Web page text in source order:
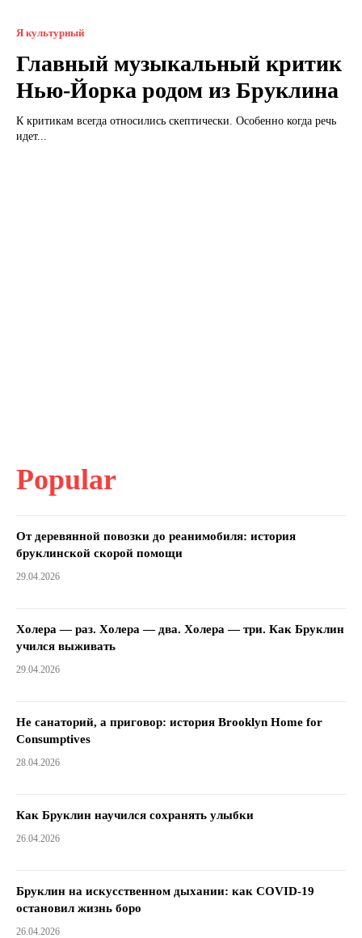
Я культурный
Главный музыкальный критик
Нью-Йорка родом из Бруклина
К критикам всегда относились скептически. Особенно когда речь
идет...
Popular
От деревянной повозки до реанимобиля: история
бруклинской скорой помощи
29.04.2026
Холера — раз. Холера — два. Холера — три. Как Бруклин
учился выживать
29.04.2026
Не санаторий, а приговор: история Brooklyn Home for
Consumptives
28.04.2026
Как Бруклин научился сохранять улыбки
26.04.2026
Бруклин на искусственном дыхании: как COVID-19
остановил жизнь боро
26.04.2026